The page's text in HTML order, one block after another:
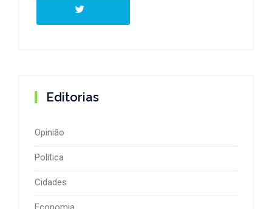
Editorias
Opinião
Política
Cidades